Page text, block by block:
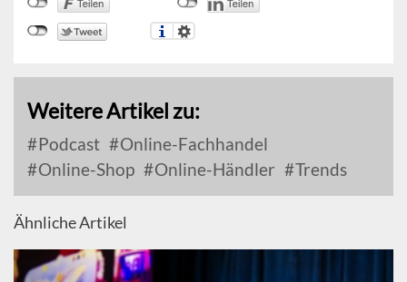
Weitere Artikel zu:
Podcast
Online-Fachhandel
Online-Shop
Online-Händler Trends
Ähnliche Artikel